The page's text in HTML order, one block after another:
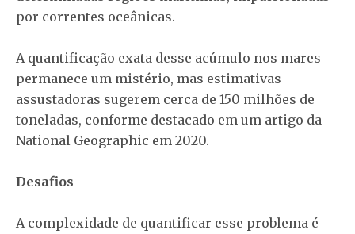
por correntes oceânicas.
A quantificação exata desse acúmulo nos mares
permanece um mistério, mas estimativas
assustadoras sugerem cerca de 150 milhões de
toneladas, conforme destacado em um artigo da
National Geographic em 2020.
Desafios
A complexidade de quantificar esse problema é